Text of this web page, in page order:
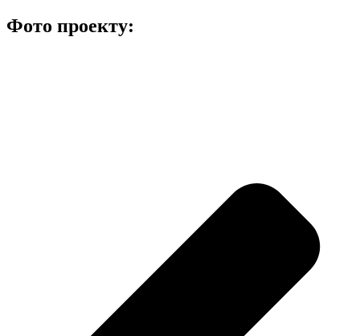
Фото проекту: